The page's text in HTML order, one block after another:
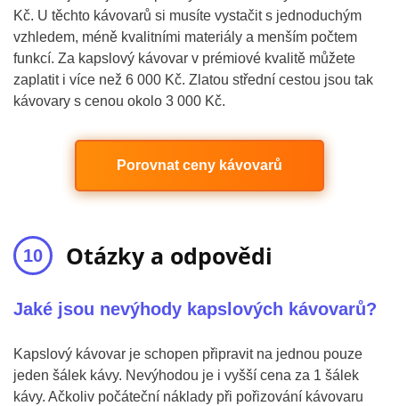
Kč. U těchto kávovarů si musíte vystačit s jednoduchým
vzhledem, méně kvalitními materiály a menším počtem
funkcí. Za kapslový kávovar v prémiové kvalitě můžete
zaplatit i více než 6 000 Kč. Zlatou střední cestou jsou tak
kávovary s cenou okolo 3 000 Kč.
Porovnat ceny kávovarů
Otázky a odpovědi
Jaké jsou nevýhody kapslových kávovarů?
Kapslový kávovar je schopen připravit na jednou pouze
jeden šálek kávy. Nevýhodou je i vyšší cena za 1 šálek
kávy. Ačkoliv počáteční náklady při pořizování kávovaru